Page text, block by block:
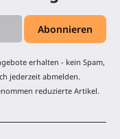
erhalten - kein Spam,
jederzeit abmelden.
reduzierte Artikel.